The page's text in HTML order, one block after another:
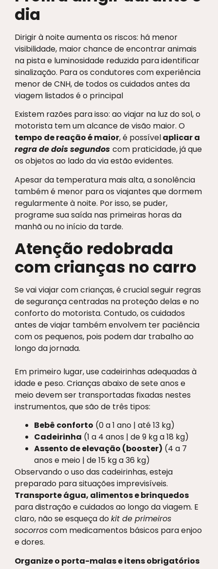
dia
Dirigir à noite aumenta os riscos: há menor
visibilidade, maior chance de encontrar animais
na pista e luminosidade reduzida para identificar
sinalização. Para os condutores com experiência
menor de CNH, de todos os cuidados antes da
viagem listados é o principal
Existem razões para isso: ao viajar na luz do sol, o
motorista tem um alcance de visão maior. O
tempo de reação é maior, é possívelaplicar a
regra de dois segundos com praticidade, já que
os objetos ao lado da via estão evidentes.
Apesar da temperatura mais alta, a sonolência
também é menor para os viajantes que dormem
regularmente à noite. Por isso, se puder,
programe sua saída nas primeiras horas da
manhã ou no início da tarde.
Atenção redobrada
com crianças no carro
Se vai viajar com crianças, é crucial seguir regras
de segurança centradas na proteção delas e no
conforto do motorista. Contudo, os cuidados
antes de viajar também envolvem ter paciência
com os pequenos, pois podem dar trabalho ao
longo da jornada.
Em primeiro lugar, use cadeirinhas adequadas à
idade e peso. Crianças abaixo de sete anos e
meio devem ser transportadas fixadas nestes
instrumentos, que são de três tipos:
Bebê conforto (0 a 1 ano | até 13 kg)
Cadeirinha (1 a 4 anos | de 9 kg a 18 kg)
Assento de elevação (booster) (4 a 7
anos e meio | de 15 kg a 36 kg)
Observando o uso das cadeirinhas, esteja
preparado para situações imprevisíveis.
Transporte água, alimentos e brinquedos
para distração e cuidados ao longo da viagem. E
claro, não se esqueça dokit de primeiros
socorroscom medicamentos básicos para enjoo
e dores.
Organize o porta-malas e itens obrigatórios